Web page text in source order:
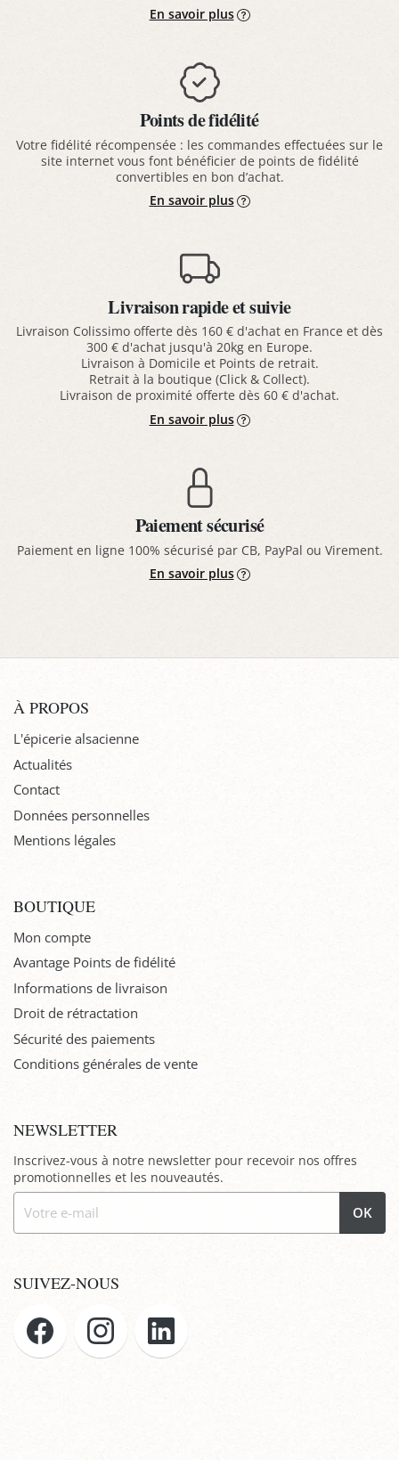
En savoir plus
Points de fidélité
Votre fidélité récompensée : les commandes effectuées sur le
site internet vous font bénéficier de points de fidélité
convertibles en bon d’achat.
En savoir plus
Livraison rapide et suivie
Livraison Colissimo offerte dès 160 € d'achat en France et dès
300 € d'achat jusqu'à 20kg en Europe.
Livraison à Domicile et Points de retrait.
Retrait à la boutique (Click & Collect).
Livraison de proximité offerte dès 60 € d'achat.
En savoir plus
Paiement sécurisé
Paiement en ligne 100% sécurisé par CB, PayPal ou Virement.
En savoir plus
À PROPOS
L'épicerie alsacienne
Actualités
Contact
Données personnelles
Mentions légales
BOUTIQUE
Mon compte
Avantage Points de fidélité
Informations de livraison
Droit de rétractation
Sécurité des paiements
Conditions générales de vente
NEWSLETTER
Inscrivez-vous à notre newsletter pour recevoir nos offres
promotionnelles et les nouveautés.
OK
SUIVEZ-NOUS